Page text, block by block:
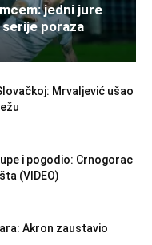
jedni jure
poraza
Mrvaljević ušao
i pogodio: Crnogorac
(VIDEO)
Akron zaustavio